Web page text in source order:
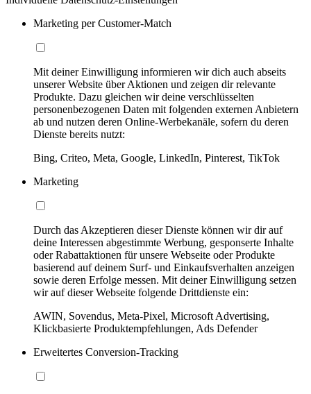
Marketing per Customer-Match
Mit deiner Einwilligung informieren wir dich auch abseits
unserer Website über Aktionen und zeigen dir relevante
Produkte. Dazu gleichen wir deine verschlüsselten
personenbezogenen Daten mit folgenden externen Anbietern
ab und nutzen deren Online-Werbekanäle, sofern du deren
Dienste bereits nutzt:
Bing, Criteo, Meta, Google, LinkedIn, Pinterest, TikTok
Marketing
Durch das Akzeptieren dieser Dienste können wir dir auf
deine Interessen abgestimmte Werbung, gesponserte Inhalte
oder Rabattaktionen für unsere Webseite oder Produkte
basierend auf deinem Surf- und Einkaufsverhalten anzeigen
sowie deren Erfolge messen. Mit deiner Einwilligung setzen
wir auf dieser Webseite folgende Drittdienste ein:
AWIN, Sovendus, Meta-Pixel, Microsoft Advertising,
Klickbasierte Produktempfehlungen, Ads Defender
Erweitertes Conversion-Tracking